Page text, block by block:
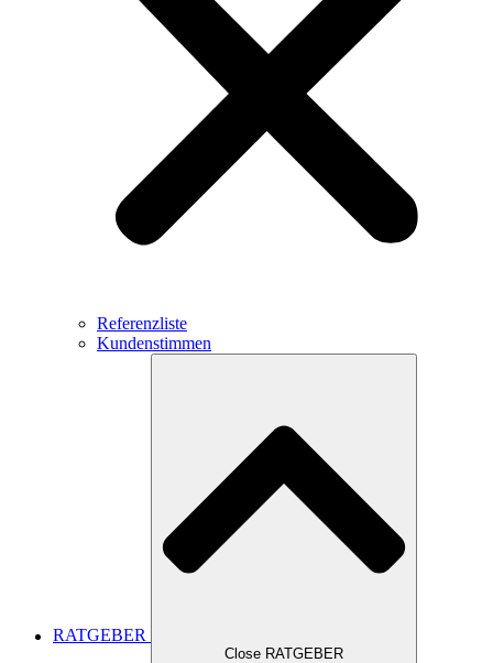
Referenzliste
Kundenstimmen
RATGEBER
Close RATGEBER